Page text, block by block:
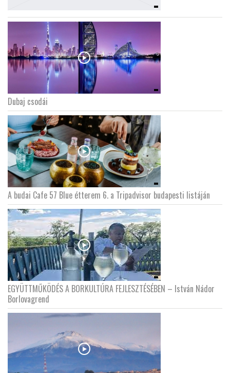
Dubaj csodái
A budai Cafe 57 Blue étterem 6. a Tripadvisor budapesti listáján
EGYÜTTMŰKÖDÉS A BORKULTÚRA FEJLESZTÉSÉBEN – István Nádor
Borlovagrend